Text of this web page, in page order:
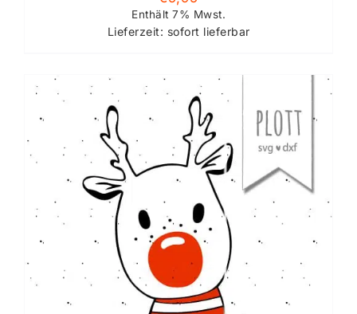
Enthält 7% Mwst.
Lieferzeit: sofort lieferbar